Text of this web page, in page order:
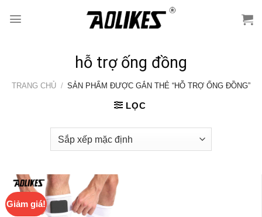
hỗ trợ ống đồng
TRANG CHỦ / SẢN PHẨM ĐƯỢC GẮN THẺ “HỖ TRỢ ỐNG ĐỒNG”
LỌC
Giảm giá!